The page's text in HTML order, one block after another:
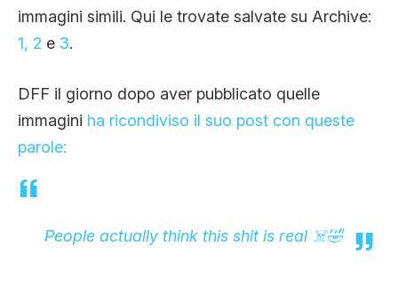
immagini simili. Qui le trovate salvate su Archive:
1, 2 e 3.
DFF il giorno dopo aver pubblicato quelle
immagini ha ricondiviso il suo post con queste
parole:
People actually think this shit is real ☠️🤣